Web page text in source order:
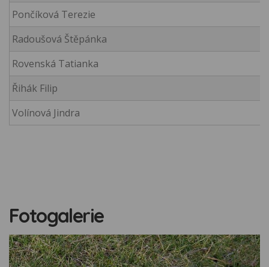
Pončíková Terezie
Radoušová Štěpánka
Rovenská Tatianka
Řihák Filip
Volínová Jindra
Fotogalerie